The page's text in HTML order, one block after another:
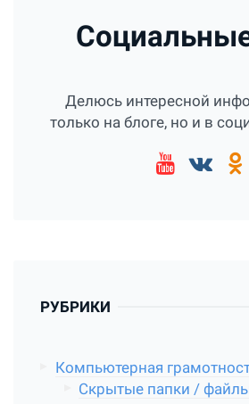
Делюсь интересной
только на блоге, но и в
РУБРИКИ
Компьютерная
Скрытые папки /